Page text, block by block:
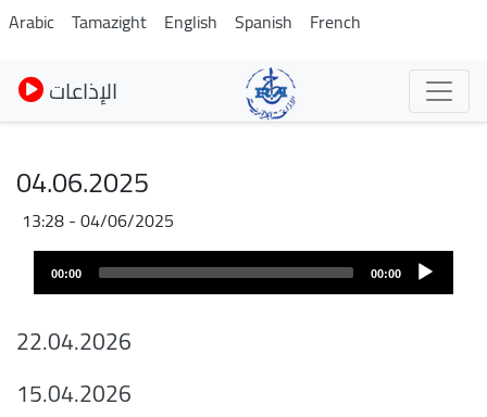
Pasar
al
contenido
principal
Arabic Tamazight English Spanish French
الإذاعات
04.06.2025
04/06/2025 - 13:28
Archivo
audio
00:00
00:00
22.04.2026
15.04.2026